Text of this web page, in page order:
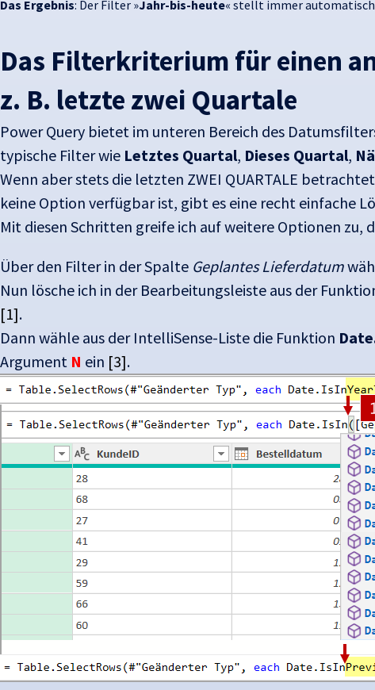
Das Ergebnis: Der Filter »Jahr-bis-heute« stellt immer automatisch
Das Filterkriterium für einen
z. B. letzte zwei Quartale
Power Query bietet im unteren Bereich des
typische Filter wie Letztes Quartal, Dieses Quartal,
Wenn aber stets die letzten ZWEI QUARTALE
keine Option verfügbar ist, gibt es eine recht einfache
Mit diesen Schritten greife ich auf weitere Optionen zu,
Über den Filter in der Spalte Geplantes Lieferdatum
Nun lösche ich in der Bearbeitungsleiste aus der
[1].
Dann wähle aus der IntelliSense-Liste die Funktion
Argument N ein [3].